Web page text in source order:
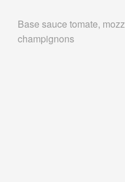
Base sauce tomate,
champignons